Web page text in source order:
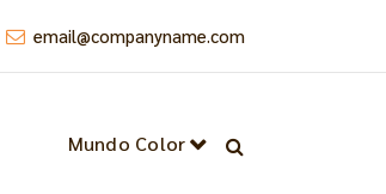
email@companyname.com
Mundo Color